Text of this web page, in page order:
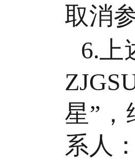
取消
6.上
星”，
系人